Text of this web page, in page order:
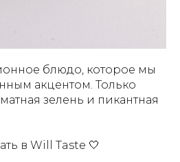
блюдо, которое мы
акцентом. Только
зелень и пикантная
в Will Taste 🤍